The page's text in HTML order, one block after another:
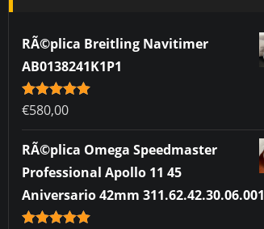
RÃ©plica Breitling Navitimer
AB0138241K1P1
Rated5.00
out of 5
€580,00
RÃ©plica Omega Speedmaster
Professional Apollo 11 45
Aniversario 42mm 311.62.42.30.06.001